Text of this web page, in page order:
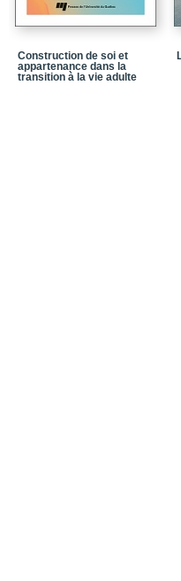
Construction de soi et
appartenance dans la
transition à la vie adulte